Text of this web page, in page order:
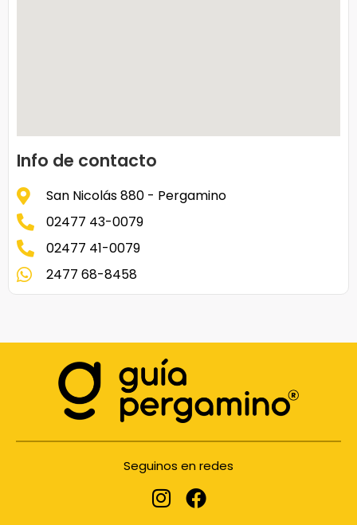
Info de contacto
San Nicolás 880 - Pergamino
02477 43-0079
02477 41-0079
2477 68-8458
Seguinos en redes